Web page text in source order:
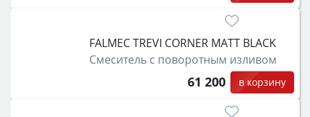
FALMEC TREVI CORNER MATT BLACK
Смеситель с поворотным изливом
61 200 в корзину